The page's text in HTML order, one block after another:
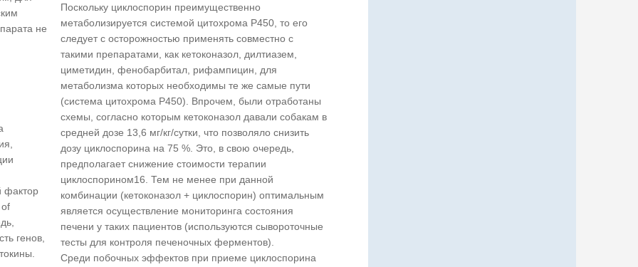
не
фактор
генов,
Поскольку циклоспорин преимущественно
метаболизируется системой цитохрома Р450, то его
следует с осторожностью применять совместно с
такими препаратами, как кетоконазол, дилтиазем,
циметидин, фенобарбитал, рифампицин, для
метаболизма которых необходимы те же самые пути
(система цитохрома Р450). Впрочем, были отработаны
схемы, согласно которым кетоконазол давали собакам в
средней дозе 13,6 мг/кг/сутки, что позволяло снизить
дозу циклоспорина на 75 %. Это, в свою очередь,
предполагает снижение стоимости терапии
циклоспорином16. Тем не менее при данной
комбинации (кетоконазол + циклоспорин) оптимальным
является осуществление мониторинга состояния
печени у таких пациентов (используются сывороточные
тесты для контроля печеночных ферментов).
Среди побочных эффектов при приеме циклоспорина